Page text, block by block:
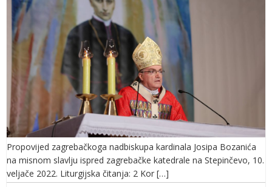
Propovijed zagrebačkoga nadbiskupa kardinala Josipa Bozanića
na misnom slavlju ispred zagrebačke katedrale na Stepinčevo, 10.
veljače 2022. Liturgijska čitanja: 2 Kor […]